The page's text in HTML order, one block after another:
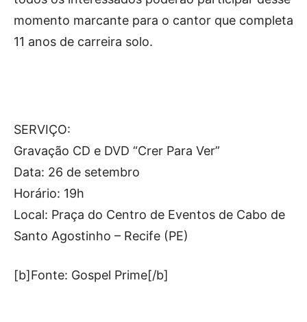
momento marcante para o cantor que completa
11 anos de carreira solo.
SERVIÇO:
Gravação CD e DVD “Crer Para Ver”
Data: 26 de setembro
Horário: 19h
Local: Praça do Centro de Eventos de Cabo de
Santo Agostinho – Recife (PE)
[b]Fonte: Gospel Prime[/b]